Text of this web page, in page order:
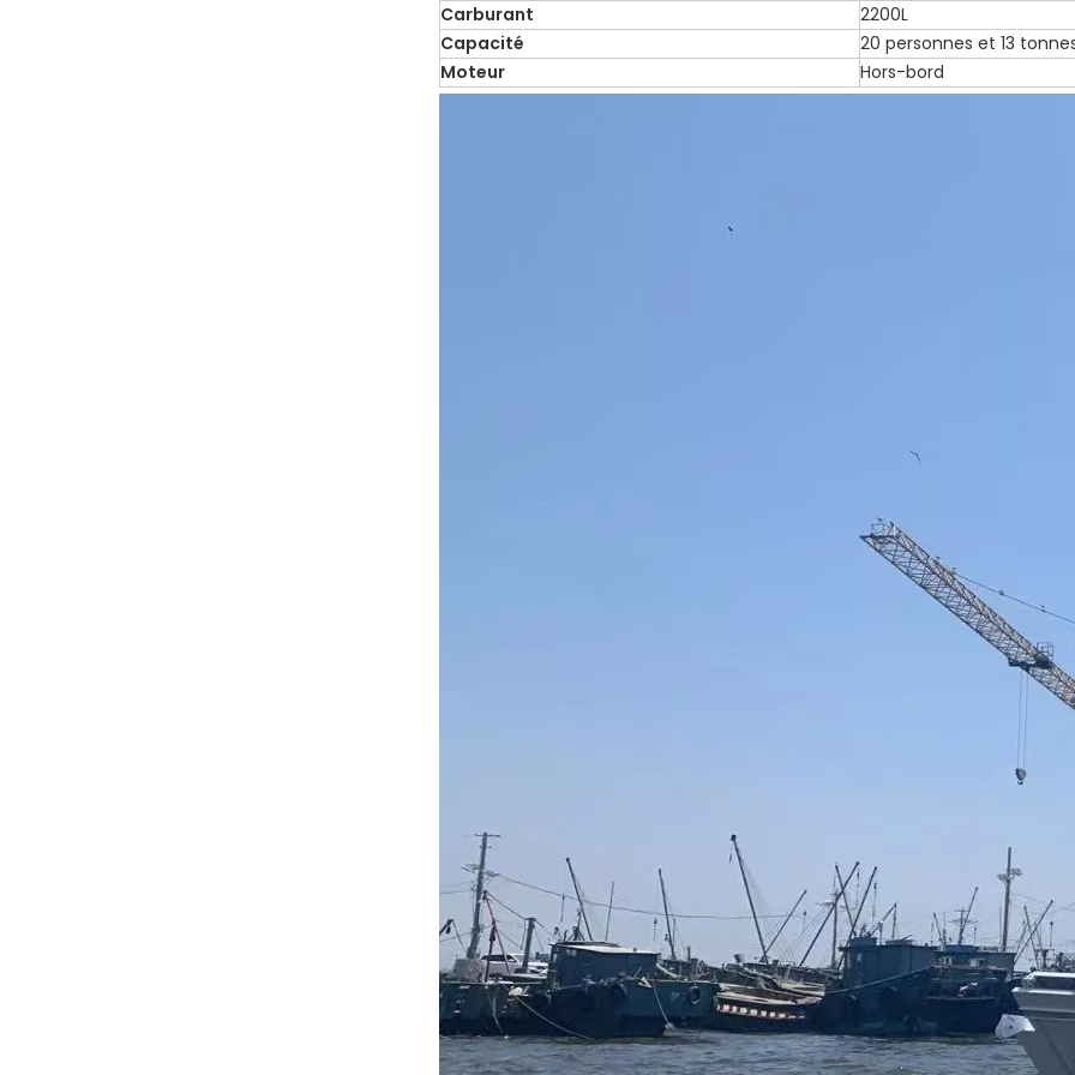
Carburant
2200L
Capacité
20 personnes et 13
Moteur
Hors-bord